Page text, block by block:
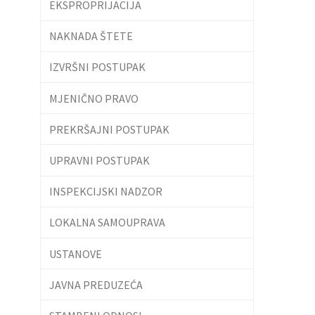
EKSPROPRIJACIJA
NAKNADA ŠTETE
IZVRŠNI POSTUPAK
MJENIČNO PRAVO
PREKRŠAJNI POSTUPAK
UPRAVNI POSTUPAK
INSPEKCIJSKI NADZOR
LOKALNA SAMOUPRAVA
USTANOVE
JAVNA PREDUZEĆA